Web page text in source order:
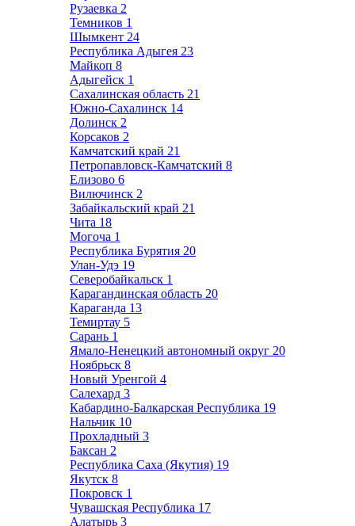
Рузаевка 2
Темников 1
Шымкент 24
Республика Адыгея 23
Майкоп 8
Адыгейск 1
Сахалинская область 21
Южно-Сахалинск 14
Долинск 2
Корсаков 2
Камчатский край 21
Петропавловск-Камчатский 8
Елизово 6
Вилючинск 2
Забайкальский край 21
Чита 18
Могоча 1
Республика Бурятия 20
Улан-Удэ 19
Северобайкальск 1
Карагандинская область 20
Караганда 13
Темиртау 5
Сарань 1
Ямало-Ненецкий автономный округ 20
Ноябрьск 8
Новый Уренгой 4
Салехард 3
Кабардино-Балкарская Республика 19
Нальчик 10
Прохладный 3
Баксан 2
Республика Саха (Якутия) 19
Якутск 8
Покровск 1
Чувашская Республика 17
Алатырь 3